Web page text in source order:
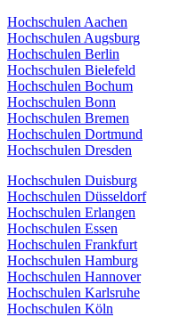
Hochschulen Aachen
Hochschulen Augsburg
Hochschulen Berlin
Hochschulen Bielefeld
Hochschulen Bochum
Hochschulen Bonn
Hochschulen Bremen
Hochschulen Dortmund
Hochschulen Dresden
Hochschulen Duisburg
Hochschulen Düsseldorf
Hochschulen Erlangen
Hochschulen Essen
Hochschulen Frankfurt
Hochschulen Hamburg
Hochschulen Hannover
Hochschulen Karlsruhe
Hochschulen Köln